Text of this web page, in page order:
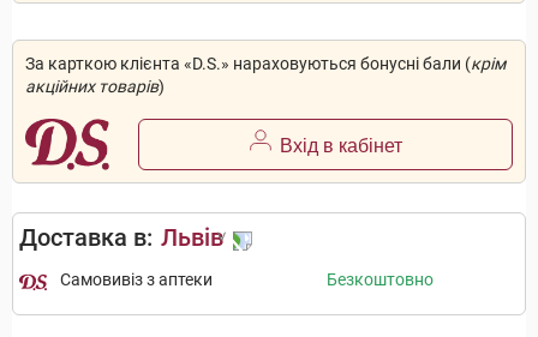
За карткою клієнта «D.S.» нараховуються бонусні бали (крім
акційних товарів)
Вхід в кабінет
Доставка в: Львів
Самовивіз з аптеки Безкоштовно